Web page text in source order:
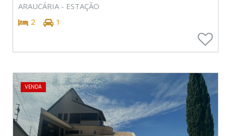
ARAUCÁRIA - ESTAÇÃO
2
1
VENDA